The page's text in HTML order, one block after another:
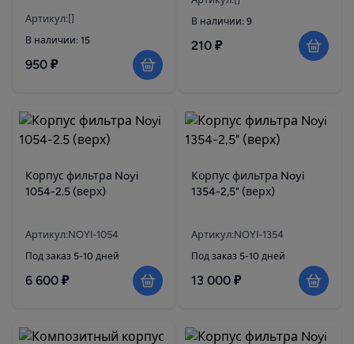
Артикул:[]
В наличии: 15
950 ₽
В наличии: 9
210 ₽
Корпус фильтра Noyi
1054-2.5 (верх)
Артикул:NOYI-1054
Под заказ 5-10 дней
6 600 ₽
Корпус фильтра Noyi
1354-2,5" (верх)
Артикул:NOYI-1354
Под заказ 5-10 дней
13 000 ₽